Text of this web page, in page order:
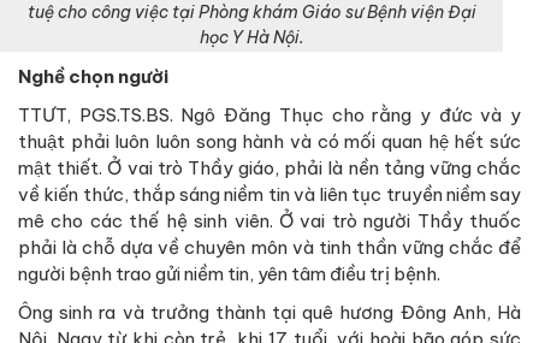
tuệ cho công việc tại Phòng khám Giáo sư Bệnh viện Đại
học Y Hà Nội.
Nghề chọn người
TTƯT, PGS.TS.BS. Ngô Đăng Thục cho rằng y đức và y
thuật phải luôn luôn song hành và có mối quan hệ hết sức
mật thiết. Ở vai trò Thầy giáo, phải là nền tảng vững chắc
về kiến thức, thắp sáng niềm tin và liên tục truyền niềm say
mê cho các thế hệ sinh viên. Ở vai trò người Thầy thuốc
phải là chỗ dựa về chuyên môn và tinh thần vững chắc để
người bệnh trao gửi niềm tin, yên tâm điều trị bệnh.
Ông sinh ra và trưởng thành tại quê hương Đông Anh, Hà